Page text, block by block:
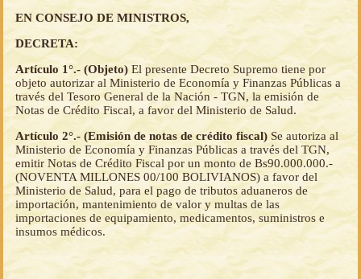
EN CONSEJO DE MINISTROS,
DECRETA:
Artículo 1°.- (Objeto) El presente Decreto Supremo tiene por
objeto autorizar al Ministerio de Economía y Finanzas Públicas a
través del Tesoro General de la Nación - TGN, la emisión de
Notas de Crédito Fiscal, a favor del Ministerio de Salud.
Artículo 2°.- (Emisión de notas de crédito fiscal)Se autoriza al
Ministerio de Economía y Finanzas Públicas a través del TGN,
emitir Notas de Crédito Fiscal por un monto de Bs90.000.000.-
(NOVENTA MILLONES 00/100 BOLIVIANOS) a favor del
Ministerio de Salud, para el pago de tributos aduaneros de
importación, mantenimiento de valor y multas de las
importaciones de equipamiento, medicamentos, suministros e
insumos médicos.